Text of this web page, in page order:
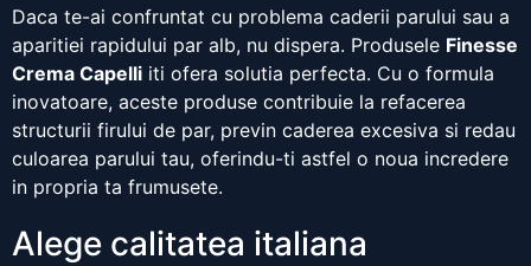
Daca te-ai confruntat cu problema caderii parului sau a
aparitiei rapidului par alb, nu dispera. Produsele Finesse
Crema Capelli iti ofera solutia perfecta. Cu o formula
inovatoare, aceste produse contribuie la refacerea
structurii firului de par, previn caderea excesiva si redau
culoarea parului tau, oferindu-ti astfel o noua incredere
in propria ta frumusete.
Alege calitatea italiana